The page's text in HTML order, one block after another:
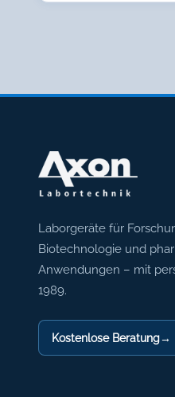
Axon
Laborgeräte für
Biotechnologie und
Anwendungen – mit
1989.
Kostenlose Beratung→